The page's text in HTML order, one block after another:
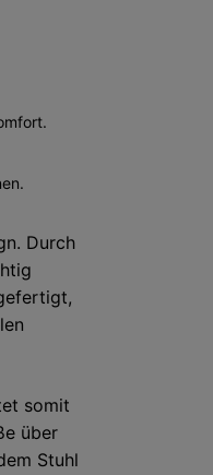
Durch
somit
über
Stuhl